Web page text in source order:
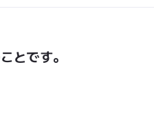
とです。